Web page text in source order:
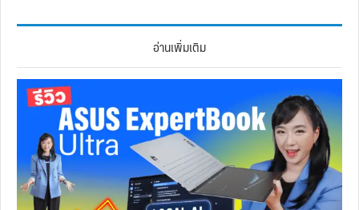
อ่านเพิ่มเติม